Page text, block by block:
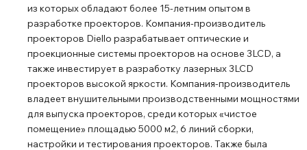
из которых обладают более 15-летним опытом в
разработке проекторов. Компания-производитель
проекторов Diello разрабатывает оптические и
проекционные системы проекторов на основе 3LCD, а
также инвестирует в разработку лазерных 3LCD
проекторов высокой яркости. Компания-производитель
владеет внушительными производственными мощностями
для выпуска проекторов, среди которых «чистое
помещение» площадью 5000 м2, 6 линий сборки,
настройки и тестирования проекторов. Также была